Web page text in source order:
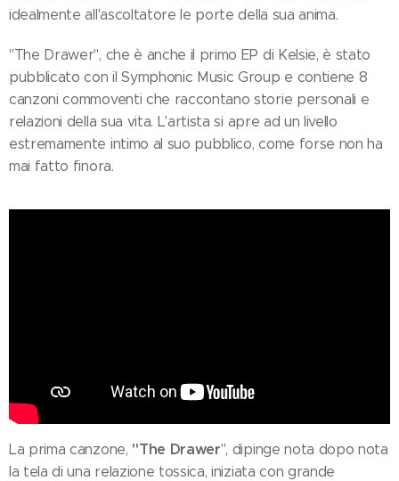
idealmente all'ascoltatore le porte della sua anima.
"The Drawer", che è anche il primo EP di Kelsie, è stato
pubblicato con il Symphonic Music Group e contiene 8
canzoni commoventi che raccontano storie personali e
relazioni della sua vita. L'artista si apre ad un livello
estremamente intimo al suo pubblico, come forse non ha
mai fatto finora.
La prima canzone, "The Drawer", dipinge nota dopo nota
la tela di una relazione tossica, iniziata con grande